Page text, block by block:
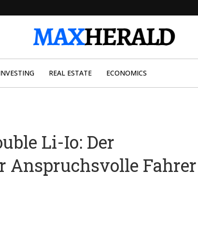
REAL ESTATE ECONOMICS
Li-Io: Der
Anspruchsvolle Fahrer